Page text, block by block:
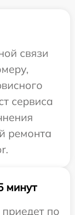
связи
сервиса
ремонта
минут
по